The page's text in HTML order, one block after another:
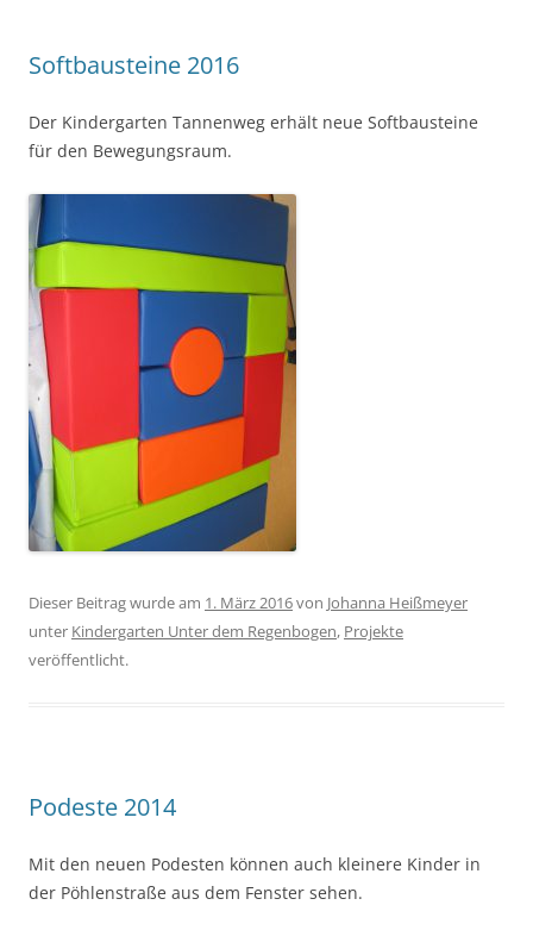
Softbausteine 2016
Der Kindergarten Tannenweg erhält neue Softbausteine
für den Bewegungsraum.
Dieser Beitrag wurde am 1. März 2016von Johanna Heißmeyer
unter Kindergarten Unter dem Regenbogen, Projekte
veröffentlicht.
Podeste 2014
Mit den neuen Podesten können auch kleinere Kinder in
der Pöhlenstraße aus dem Fenster sehen.